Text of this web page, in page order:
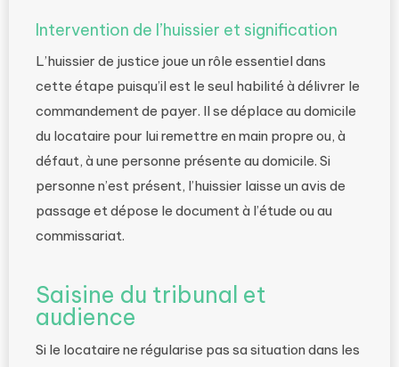
Intervention de l’huissier et signification
L’huissier de justice joue un rôle essentiel dans
cette étape puisqu’il est le seul habilité à délivrer le
commandement de payer. Il se déplace au domicile
du locataire pour lui remettre en main propre ou, à
défaut, à une personne présente au domicile. Si
personne n’est présent, l’huissier laisse un avis de
passage et dépose le document à l’étude ou au
commissariat.
Saisine du tribunal et
audience
Si le locataire ne régularise pas sa situation dans les